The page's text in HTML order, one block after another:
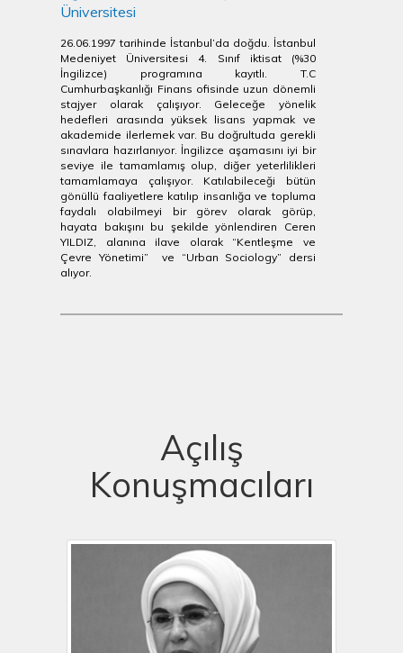
Üniversitesi
26.06.1997 tarihinde İstanbul’da doğdu. İstanbul
Medeniyet Üniversitesi 4. Sınıf iktisat (%30
İngilizce) programına kayıtlı. T.C
Cumhurbaşkanlığı Finans ofisinde uzun dönemli
stajyer olarak çalışıyor. Geleceğe yönelik
hedefleri arasında yüksek lisans yapmak ve
akademide ilerlemek var. Bu doğrultuda gerekli
sınavlara hazırlanıyor. İngilizce aşamasını iyi bir
seviye ile tamamlamış olup, diğer yeterlilikleri
tamamlamaya çalışıyor. Katılabileceği bütün
gönüllü faaliyetlere katılıp insanlığa ve topluma
faydalı olabilmeyi bir görev olarak görüp,
hayata bakışını bu şekilde yönlendiren Ceren
YILDIZ, alanına ilave olarak “Kentleşme ve
Çevre Yönetimi” ve “Urban Sociology” dersi
alıyor.
Açılış
Konuşmacıları